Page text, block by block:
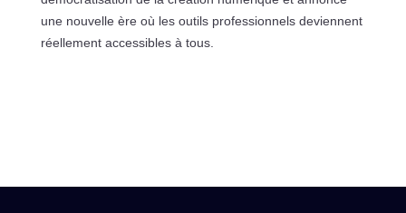
une nouvelle ère où les outils professionnels deviennent
réellement accessibles à tous.